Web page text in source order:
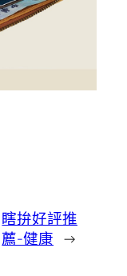
瞎拚好評推
薦-健康 →